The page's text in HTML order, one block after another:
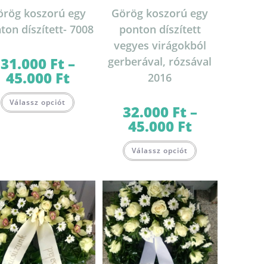
koszorú egy
díszített- 7008
31.000 Ft–
45.000 FtÁrtartomány:
31.000 Ft
-
45.000 Ft
Válassz opciót a
választhatók
Görög koszorú egy
ponton díszített
vegyes virágokból
gerberával, rózsával
2016
32.000 Ft–
45.000 FtÁrtartomány:
32.000 Ft
-
45.000 Ft
Válassz opciót a
van.
A
változatok
a
termékoldalon
választhatók
ki